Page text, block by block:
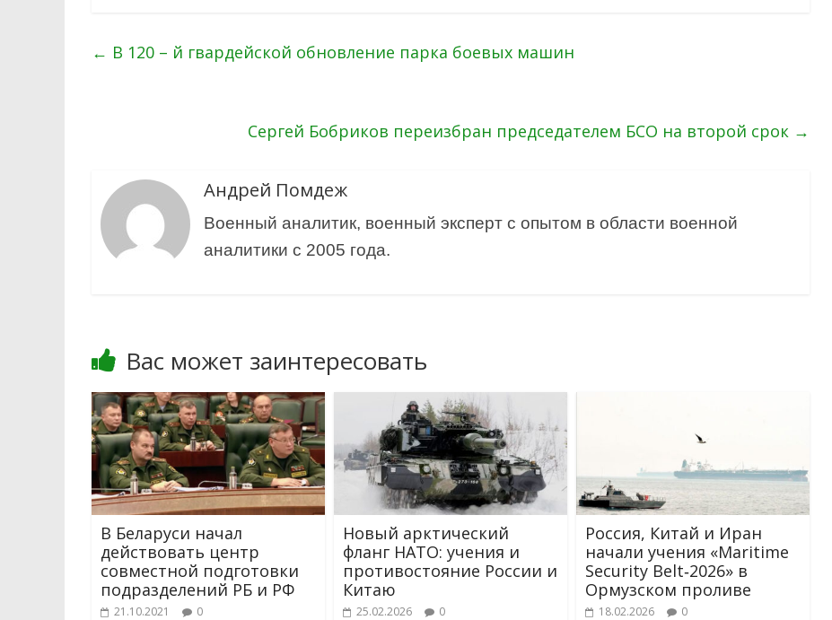
← В 120 – й гвардейской обновление парка боевых машин
Сергей Бобриков переизбран председателем БСО на второй срок →
Андрей Помдеж
Военный аналитик, военный эксперт с опытом в области военной
аналитики с 2005 года.
Вас может заинтересовать
В Беларуси начал
действовать центр
совместной подготовки
подразделений РБ и РФ
21.10.2021 0
Новый арктический
фланг НАТО: учения и
противостояние России и
Китаю
25.02.2026 0
Россия, Китай и Иран
начали учения «Maritime
Security Belt‑2026» в
Ормузском проливе
18.02.2026 0